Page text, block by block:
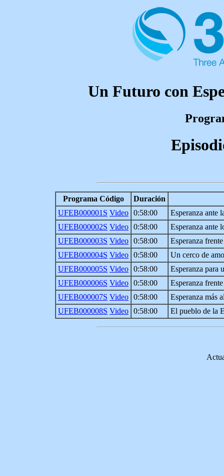
Un Futuro con
Programa Código
Duración
UFEB000001S Video 0:58:00
Esperanza ante
UFEB000002S Video 0:58:00
Esperanza ante
UFEB000003S Video 0:58:00
Esperanza
UFEB000004S Video 0:58:00
Un cerco de
UFEB000005S Video 0:58:00
Esperanza para
UFEB000006S Video 0:58:00
Esperanza
UFEB000007S Video 0:58:00
Esperanza más
UFEB000008S Video 0:58:00 El pueblo de la